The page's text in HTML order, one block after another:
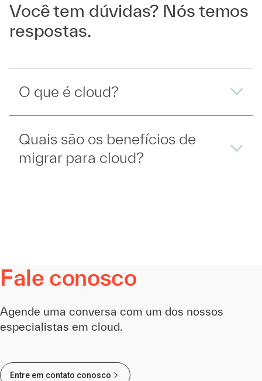
Você tem dúvidas? Nós temos
respostas.
O que é cloud?
Quais são os benefícios de
migrar para cloud?
Fale conosco
Agende uma conversa com um dos nossos
especialistas em cloud.
Entre em contato conosco